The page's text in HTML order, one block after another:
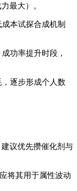
最大）。
本试探合成机制
功率提升时段，
逐步形成个人数
议优先攒催化剂与
将其用于属性波动